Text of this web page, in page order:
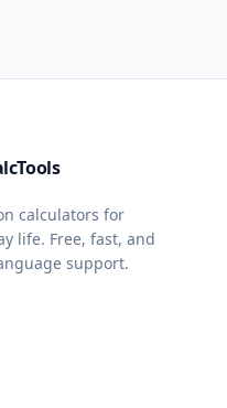
calculators for
life. Free, fast, and
support.